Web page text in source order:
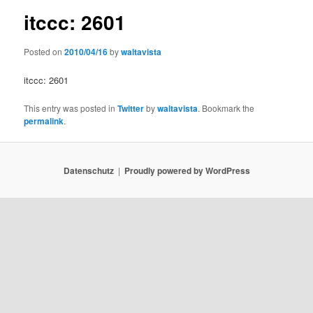
itccc: 2601
Posted on2010/04/16bywaltavista
itccc: 2601
This entry was posted inTwitterbywaltavista. Bookmark the
permalink.
Datenschutz Proudly powered by WordPress